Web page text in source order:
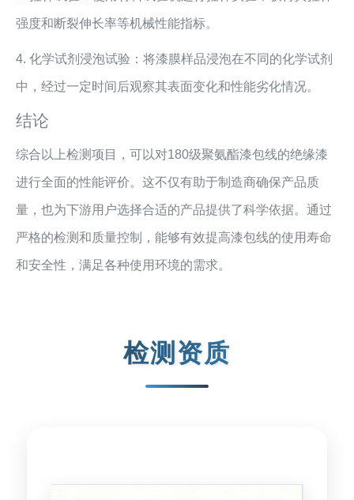
强度和断裂伸长率等机械性能指标。
4. 化学试剂浸泡试验：将漆膜样品浸泡在不同的化学试剂
中，经过一定时间后观察其表面变化和性能劣化情况。
结论
综合以上检测项目，可以对180级聚氨酯漆包线的绝缘漆
进行全面的性能评价。这不仅有助于制造商确保产品质
量，也为下游用户选择合适的产品提供了科学依据。通过
严格的检测和质量控制，能够有效提高漆包线的使用寿命
和安全性，满足各种使用环境的需求。
检测资质